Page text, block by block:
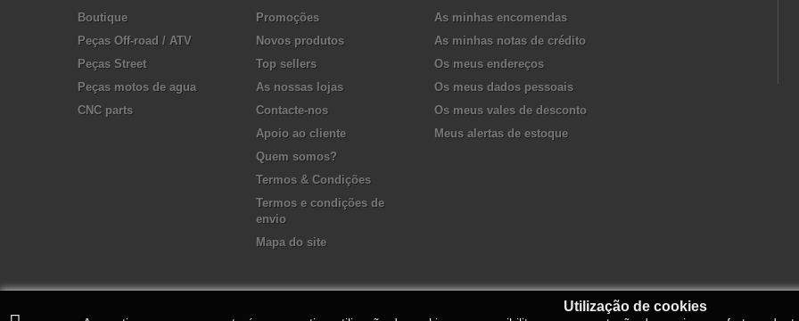
Boutique
Peças Off-road / ATV
Peças Street
Peças motos de agua
CNC parts
Promoções
Novos produtos
Top sellers
As nossas lojas
Contacte-nos
Apoio ao cliente
Quem somos?
Termos & Condições
Termos e condições de
envio
Mapa do site
As minhas encomendas
As minhas notas de crédito
Os meus endereços
Os meus dados pessoais
Os meus vales de desconto
Meus alertas de estoque
Utilização de cookies